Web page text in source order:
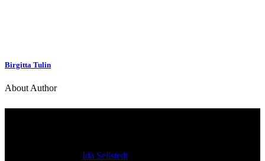
Birgitta Tulin
About Author
Ida Sellstedt